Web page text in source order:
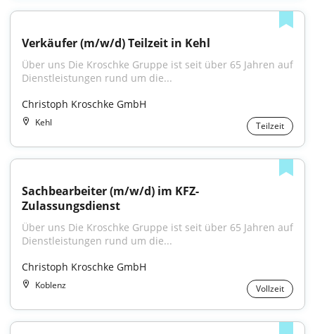
Verkäufer (m/w/d) Teilzeit in Kehl
Über uns Die Kroschke Gruppe ist seit über 65 Jahren auf
Dienstleistungen rund um die...
Christoph Kroschke GmbH
Kehl Teilzeit
Sachbearbeiter (m/w/d) im KFZ-
Zulassungsdienst
Über uns Die Kroschke Gruppe ist seit über 65 Jahren auf
Dienstleistungen rund um die...
Christoph Kroschke GmbH
Koblenz Vollzeit